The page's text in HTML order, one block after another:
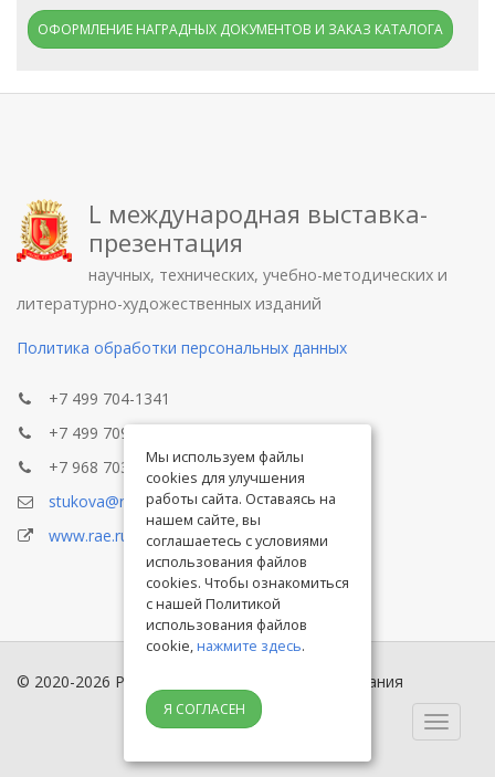
ОФОРМЛЕНИЕ НАГРАДНЫХ ДОКУМЕНТОВ И ЗАКАЗ КАТАЛОГА
L международная выставка-
презентация
научных, технических, учебно-методических и
литературно-художественных изданий
Политика обработки персональных данных
+7 499 704-1341
+7 499 709-8104
+7 968 703-8433
stukova@rae.ru
www.rae.ru
© 2020-2026 Российская академия естествознания
Toggle
Мы используем файлы
cookies для улучшения
работы сайта. Оставаясь на
нашем сайте, вы
соглашаетесь с условиями
использования файлов
cookies. Чтобы ознакомиться
с нашей Политикой
использования файлов
cookie,нажмите здесь.
Я СОГЛАСЕН